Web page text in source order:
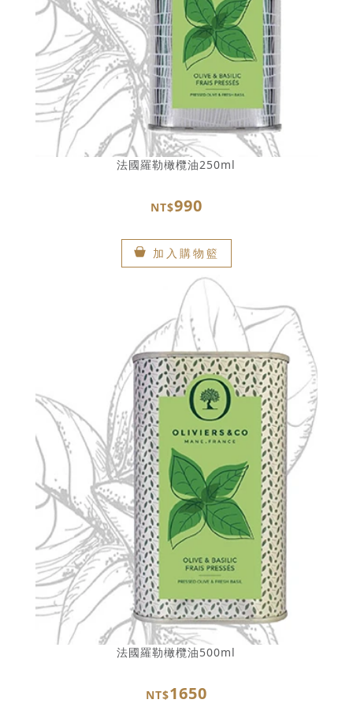
法國羅勒橄欖油250ml
NT$990
加入購物籃
法國羅勒橄欖油500ml
NT$1650